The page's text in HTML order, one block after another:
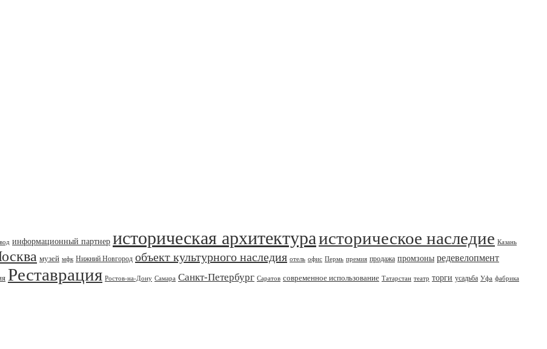
информационный партнер историческая архитектураисторическое наследие Казань
музей мфк Нижний Новгород объект культурного наследия отель офис Пермь премия продажа промзоны редевелопмент
Реставрация Ростов-на-Дону Самара Санкт-Петербург Саратов современное использование Татарстан театр торги усадьба Уфа фабрика